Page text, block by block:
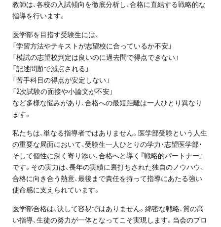
インフォメーション
会社概要
採用情報
プライバシーポリシー
免責事項・著作権等
公式LINE＠
教師は、各校の入試傾向を徹底分析し、合格に直結する戦略的な
指導を行います。
医学部を目指す受験生には、
「学習方法やテキストが志望校に合っているか不安」
「模試の志望校判定は良いのに過去問で得点できない」
「記述問題で減点される」
「苦手科目の得点が安定しない」
「2次試験の面接や小論文が不安」
など多様な悩みがあり、合格への最短距離は一人ひとり異なり
ます。
私たちは、単なる指導者ではありません。医学部受験という人生
の重要な局面において、受験生一人ひとりの学力・志望医学部・
そして個性に深く寄り添い、合格へと導く『戦略的パートナー』
です。その実力は、長年の実績に裏打ちされた独自のノウハウ、
合格に向き合う熱意、最後まで責任を持って指導にあたる強い
使命感に支えられています。
医学部合格は、決して容易ではありません。綿密な戦略、質の高
い指導、生徒の努力が一体となってこそ実現します。当会のプロ